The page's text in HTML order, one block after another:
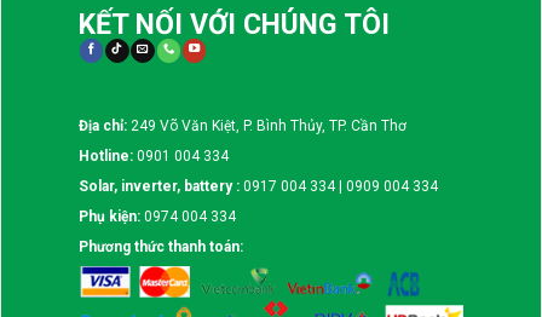
KẾT NỐI VỚI CHÚNG TÔI
Địa chỉ: 249 Võ Văn Kiệt, P. Bình Thủy, TP. Cần Thơ
Hotline: 0901 004 334
Solar, inverter, battery : 0917 004 334 | 0909 004 334
Phụ kiện: 0974 004 334
Phương thức thanh toán: